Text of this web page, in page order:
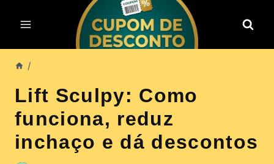
para
o
Conteúdo
/
Lift Sculpy: Como
funciona, reduz
inchaço e dá descontos